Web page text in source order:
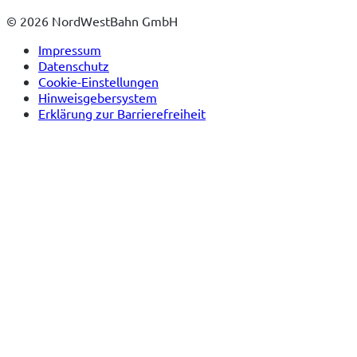
© 2026 NordWestBahn GmbH
Impressum
Datenschutz
Cookie-Einstellungen
Hinweisgebersystem
Erklärung zur Barrierefreiheit